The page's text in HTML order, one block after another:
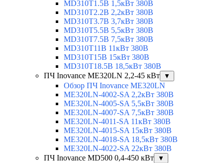
MD310T1.5B 1,5кВт 380В
MD310T2.2B 2,2кВт 380В
MD310T3.7B 3,7кВт 380В
MD310T5.5B 5,5кВт 380В
MD310T7.5B 7,5кВт 380В
MD310T11B 11кВт 380В
MD310T15B 15кВт 380В
MD310T18.5B 18,5кВт 380В
ПЧ Inovance ME320LN 2,2-45 кВт
▼
Обзор ПЧ Inovance ME320LN
ME320LN-4002-SA 2,2кВт 380В
ME320LN-4005-SA 5,5кВт 380В
ME320LN-4007-SA 7,5кВт 380В
ME320LN-4011-SA 11кВт 380В
ME320LN-4015-SA 15кВт 380В
ME320LN-4018-SA 18,5кВт 380В
ME320LN-4022-SA 22кВт 380В
ПЧ Inovance MD500 0,4-450 кВт
▼